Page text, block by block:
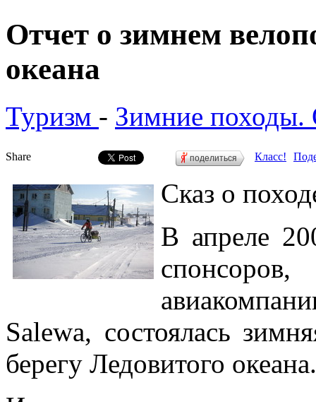
Отчет о зимнем
океана
Туризм - Зимние походы.
Share поделиться Класс!
Сказ о
В апреле
Salewa, состоялась
берегу Ледовитого океана.